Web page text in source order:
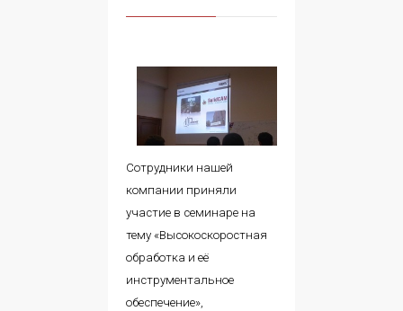
Сотрудники нашей
компании приняли
участие в семинаре на
тему «Высокоскоростная
обработка и её
инструментальное
обеспечение»,